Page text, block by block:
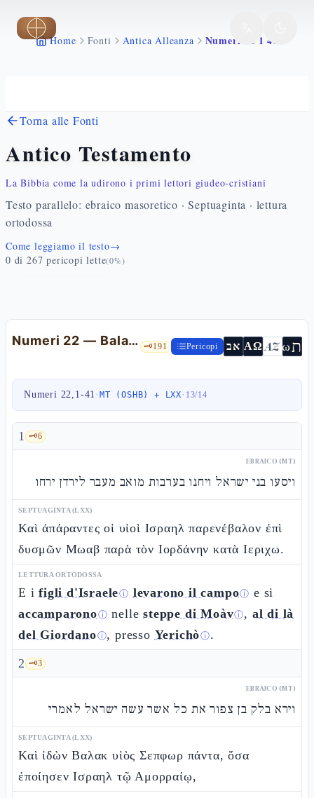
Vai al contenuto principale
Home Fonti Antica Alleanza Numeri 22 1 41
Torna alle Fonti
Antico Testamento
La Bibbia come la udirono i primi lettori giudeo-cristiani
Testo parallelo: ebraico masoretico · Septuaginta · lettura
ortodossa
Come leggiamo il testo→
0 di 267 pericopi lette(0%)
Numeri 22 — Balaam, l'asina e l'"ufficio satàn" del malʾàkh 🗝️191 Pericopi אב ΑΩ AZωת
Numeri 22,1-41 ·MT (OSHB) + LXX· 13/14
1 🗝️6
EBRAICO (MT)
ויסעו בני ישראל ויחנו בערבות מואב מעבר לירדן ירחו
SEPTUAGINTA (LXX)
Καὶ ἀπάραντες οἱ υἱοὶ Ισραηλ παρενέβαλον ἐπὶ
δυσμῶν Μωαβ παρὰ τὸν Ιορδάνην κατὰ Ιεριχω.
LETTURA ORTODOSSA
E ifigli d'Israeleⓘ levarono il campoⓘ e si
accamparonoⓘ nellesteppe di Moàvⓘ, al di là
del Giordanoⓘ, presso Yerichòⓘ.
2 🗝️3
EBRAICO (MT)
וירא בלק בן צפור את כל אשר עשה ישראל לאמרי
SEPTUAGINTA (LXX)
Καὶ ἰδὼν Βαλακ υἱὸς Σεπφωρ πάντα, ὅσα
ἐποίησεν Ισραηλ τῷ Αμορραίῳ,